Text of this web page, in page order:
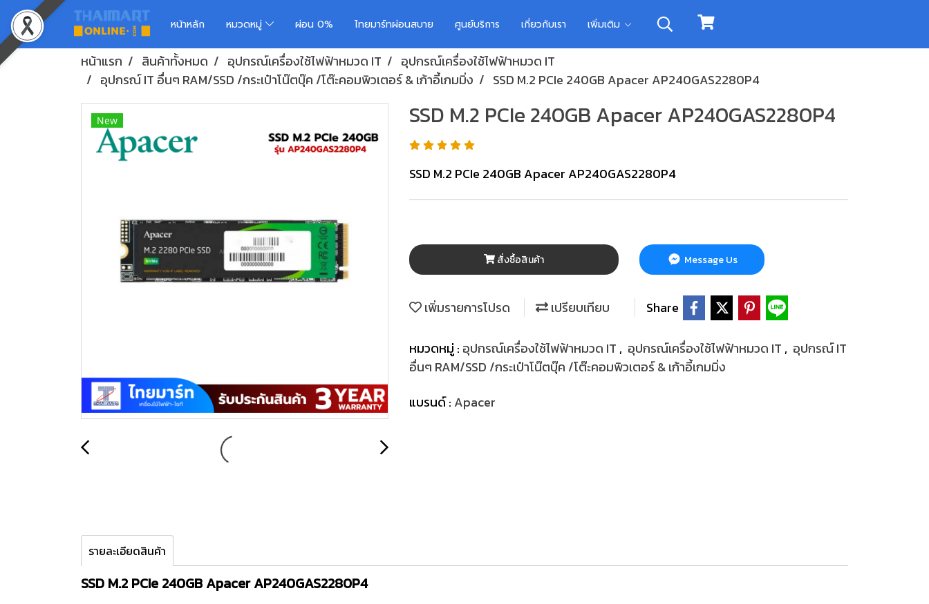
หน้าหลัก หมวดหมู่ ผ่อน 0% ไทยมาร์ทผ่อนสบาย ศูนย์บริการ เกี่ยวกับเรา เพิ่มเติม
หน้าแรก สินค้าทั้งหมด อุปกรณ์เครื่องใช้ไฟฟ้าหมวด IT
อุปกรณ์เครื่องใช้ไฟฟ้าหมวด IT
อุปกรณ์ IT อื่นๆ RAM/SSD /กระเป๋าโน๊ตบุ๊ค /โต๊ะคอมพิวเตอร์ & เก้าอี้เกมมิ่ง
SSD M.2 PCIe 240GB Apacer AP240GAS2280P4
New SSD M.2 PCIe 240GB Apacer AP240GAS2280P4
SSD M.2 PCIe 240GB Apacer AP240GAS2280P4
สั่งซื้อสินค้า Message Us
เพิ่มรายการโปรด เปรียบเทียบ Share
หมวดหมู่ : อุปกรณ์เครื่องใช้ไฟฟ้าหมวด IT , อุปกรณ์เครื่องใช้ไฟฟ้าหมวด IT , อุปกรณ์ IT
อื่นๆ RAM/SSD /กระเป๋าโน๊ตบุ๊ค /โต๊ะคอมพิวเตอร์ & เก้าอี้เกมมิ่ง
แบรนด์ : Apacer
รายละเอียดสินค้า
SSD M.2 PCIe 240GB Apacer AP240GAS2280P4